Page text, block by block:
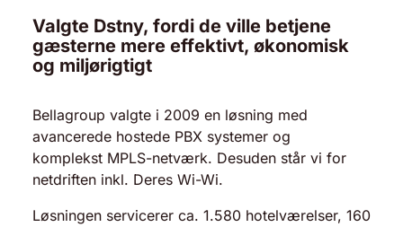
Valgte Dstny, fordi de ville betjene
gæsterne mere effektivt, økonomisk
og miljørigtigt
Bellagroup valgte i 2009 en løsning med
avancerede hostede PBX systemer og
komplekst MPLS-netværk. Desuden står vi for
netdriften inkl. Deres Wi-Wi.
Løsningen servicerer ca. 1.580 hotelværelser, 160